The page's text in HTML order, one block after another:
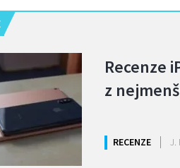
Recenze
z
RECENZE J.